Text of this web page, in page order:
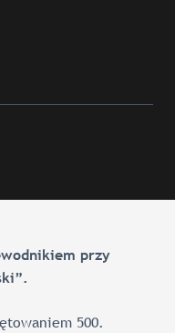
przy
500.